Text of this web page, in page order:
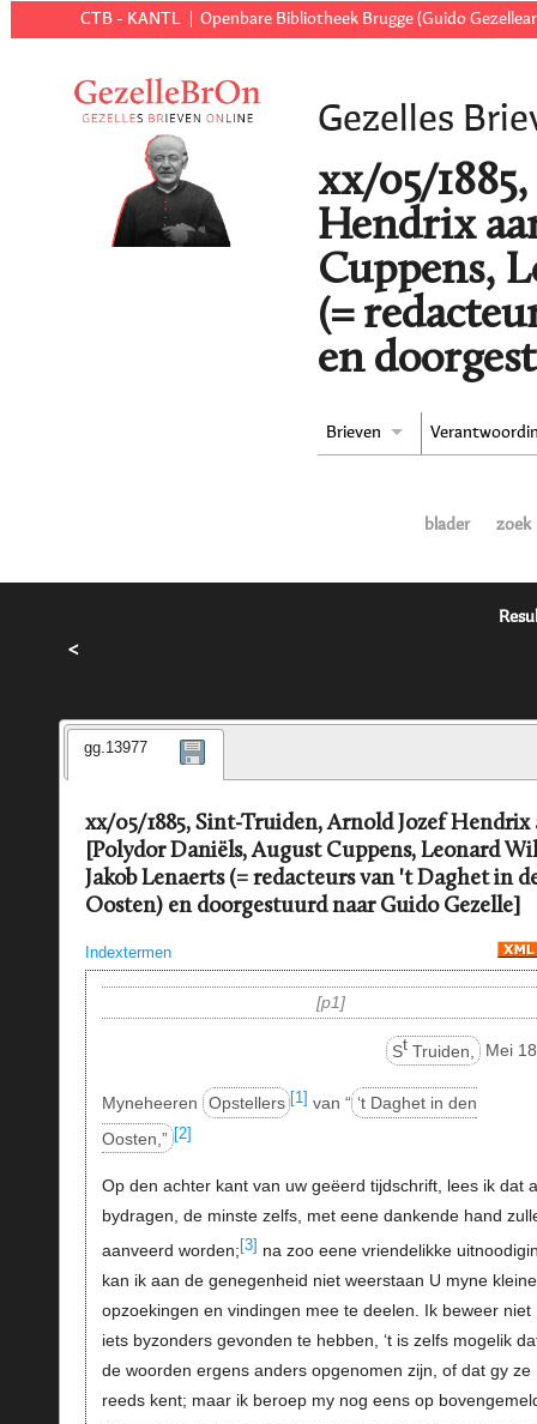
CTB - KANTL Openbare Bibliotheek Brugge (Guido
Gezelles
xx/05/
Hendrix
Cuppens,
(=
en
Brieven
blader zoek
<
gg.13977
xx/05/1885, Sint-Truiden, Arnold Jozef Hendrix
[Polydor Daniëls, August Cuppens, Leonard
Jakob Lenaerts (= redacteurs van 't Daghet in
Oosten) en doorgestuurd naar Guido Gezelle]
Indextermen
p1
StTruiden, Mei
Myneheeren Opstellers [1] van “ ‘t Daghet in den
Oosten,” [2]
Op den achter kant van uw geëerd tijdschrift, lees ik dat
bydragen, de minste zelfs, met eene dankende hand
aanveerd worden; [3]
na zoo eene vriendelikke
kan ik aan de genegenheid niet weerstaan U myne kleine
opzoekingen en vindingen mee te deelen. Ik beweer niet
iets byzonders gevonden te hebben, ‘t is zelfs mogelik
de woorden ergens anders opgenomen zijn, of dat gy ze
reeds kent; maar ik beroep my nog eens op